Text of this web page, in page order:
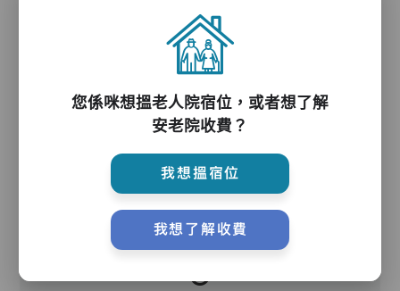
電動床,氣墊床,升降機,防滑扶手,助行器/拐杖,輪
護理服務
主管,助理員,護理員,保健員,到診醫生
您係咪想搵老人院宿位，或者想了解
安老院收費？
我想搵宿位
我想了解收費